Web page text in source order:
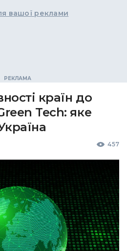
вашої реклами
країн до
Tech: яке
457